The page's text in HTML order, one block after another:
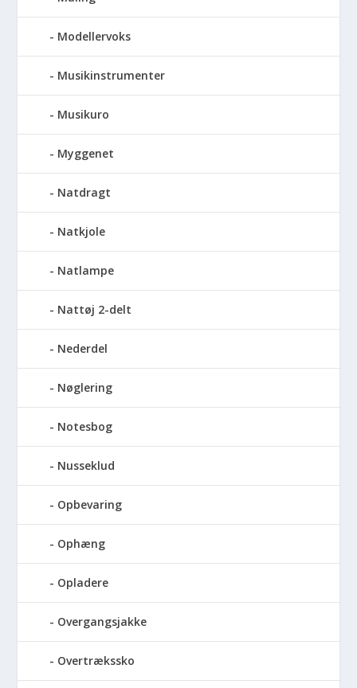
Modellervoks
Musikinstrumenter
Musikuro
Myggenet
Natdragt
Natkjole
Natlampe
Nattøj 2-delt
Nederdel
Nøglering
Notesbog
Nusseklud
Opbevaring
Ophæng
Opladere
Overgangsjakke
Overtrækssko